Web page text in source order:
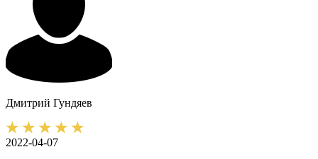
Дмитрий Гундяев
2022-04-07